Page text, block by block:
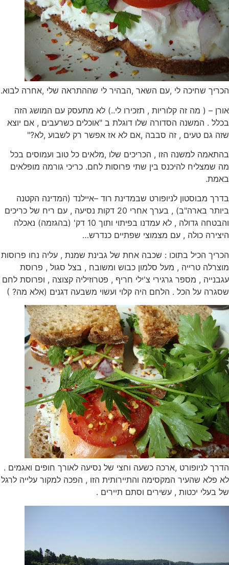
הכריך שחיכה לי ,עם השאר ,הבהיר לי שההתראה שלי ,אחרה לבוא.
אורן – ( מה זה קלוריות , תזכירו לי..) לא מתעסק עם המושג הזה
בכלל . המשנה הסדורה שלו דוגלת ב "אוכלים כשרעבים , אם יוצא
שזה גם טעים , זה סבבה ,אם לא אז אפשר רק לשבוע ,לא?"
בהתאמה למשנה הזו , הכריכים שלו ,מלאים כל טוב ועמוסים בכל
מה שמצליח להיכנס בין שתי פרוסות לחם. כריכי גורמה מופלאים
באמת.
בדרך מבוסטון לניופורט שבמדינת רוד –איילנד (המדינה הקטנה
ביותר בארה"ב) , בערך אחרי 20 דקות נסיעה , עם ריח של כריכים
והבטחה גדולה , לא עמדנו בפיתוי ותוך 10 דק' (בהגזמה) נאכלה
היצירה כולה , עם מצמוצי שפתיים כנדרש…
הכריך הכיל בתוכו : שכבה אחת של גבינת שמנת , עליה נחו פרוסות
מוצרלה טרייה , מעל סלמון כבוש ומשובח , בצל סגול , פרוסת
עגבנייה , מספר גרגירי צ'ילי חריף , פטרוזיליה קצוצה , ופרוסת לחם
שסגרה על הכל . הלחם היה קלוי ועשוי משבעה דגנים (אלא מה? )
הדרך לניופורט ,ארכה כשעה וחצי של נסיעה לאורך חופים ואגמים .
לא פלא שהעיר המקסימה והתיירותית הזו , הפכה למקור עלייה לרגל
של בעלי יכטות , עשירים וסתם תיירים .